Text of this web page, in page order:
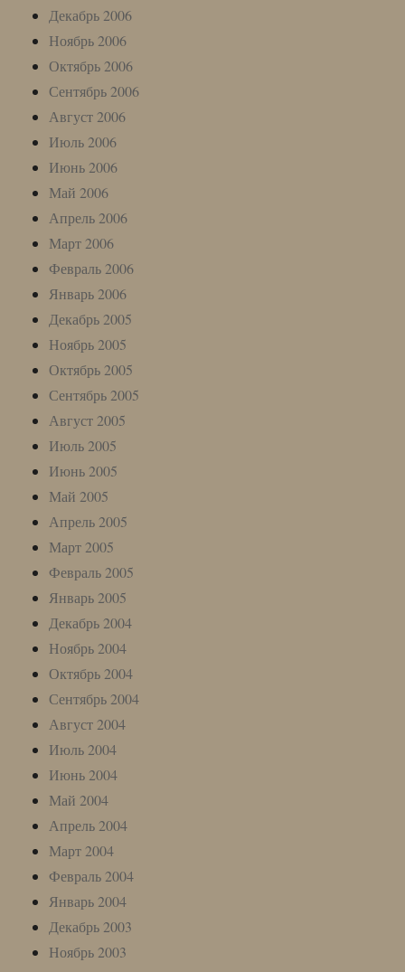
Декабрь 2006
Ноябрь 2006
Октябрь 2006
Сентябрь 2006
Август 2006
Июль 2006
Июнь 2006
Май 2006
Апрель 2006
Март 2006
Февраль 2006
Январь 2006
Декабрь 2005
Ноябрь 2005
Октябрь 2005
Сентябрь 2005
Август 2005
Июль 2005
Июнь 2005
Май 2005
Апрель 2005
Март 2005
Февраль 2005
Январь 2005
Декабрь 2004
Ноябрь 2004
Октябрь 2004
Сентябрь 2004
Август 2004
Июль 2004
Июнь 2004
Май 2004
Апрель 2004
Март 2004
Февраль 2004
Январь 2004
Декабрь 2003
Ноябрь 2003